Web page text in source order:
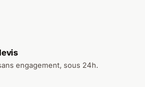
engagement, sous 24h.